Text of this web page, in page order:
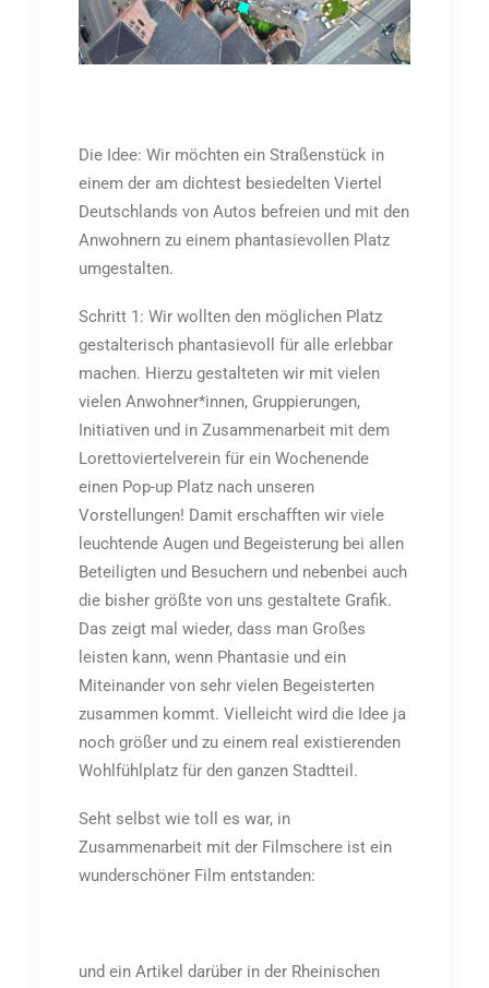
Die Idee: Wir möchten ein Straßenstück in
einem der am dichtest besiedelten Viertel
Deutschlands von Autos befreien und mit den
Anwohnern zu einem phantasievollen Platz
umgestalten.
Schritt 1: Wir wollten den möglichen Platz
gestalterisch phantasievoll für alle erlebbar
machen. Hierzu gestalteten wir mit vielen
vielen Anwohner*innen, Gruppierungen,
Initiativen und in Zusammenarbeit mit dem
Lorettoviertelverein für ein Wochenende
einen Pop-up Platz nach unseren
Vorstellungen! Damit erschafften wir viele
leuchtende Augen und Begeisterung bei allen
Beteiligten und Besuchern und nebenbei auch
die bisher größte von uns gestaltete Grafik.
Das zeigt mal wieder, dass man Großes
leisten kann, wenn Phantasie und ein
Miteinander von sehr vielen Begeisterten
zusammen kommt. Vielleicht wird die Idee ja
noch größer und zu einem real existierenden
Wohlfühlplatz für den ganzen Stadtteil.
Seht selbst wie toll es war, in
Zusammenarbeit mit der Filmschere ist ein
wunderschöner Film entstanden:
und ein Artikel darüber in der Rheinischen